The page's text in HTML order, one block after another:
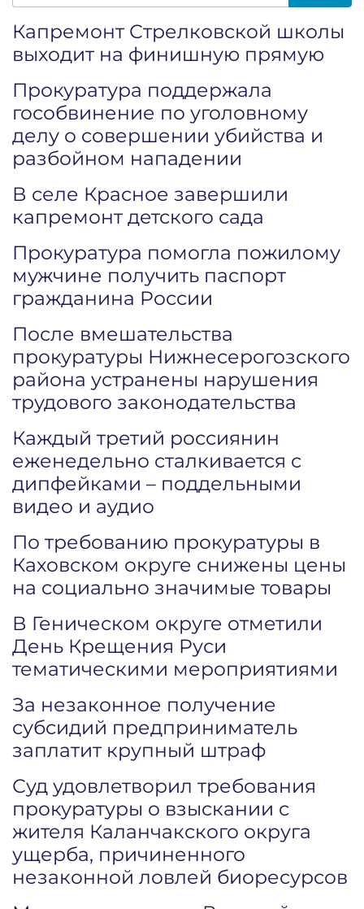
Капремонт Стрелковской школы
выходит на финишную прямую
Прокуратура поддержала
гособвинение по уголовному
делу о совершении убийства и
разбойном нападении
В селе Красное завершили
капремонт детского сада
Прокуратура помогла пожилому
мужчине получить паспорт
гражданина России
После вмешательства
прокуратуры Нижнесерогозского
района устранены нарушения
трудового законодательства
Каждый третий россиянин
еженедельно сталкивается с
дипфейками – поддельными
видео и аудио
По требованию прокуратуры в
Каховском округе снижены цены
на социально значимые товары
В Геническом округе отметили
День Крещения Руси
тематическими мероприятиями
За незаконное получение
субсидий предприниматель
заплатит крупный штраф
Суд удовлетворил требования
прокуратуры о взыскании с
жителя Каланчакского округа
ущерба, причиненного
незаконной ловлей биоресурсов